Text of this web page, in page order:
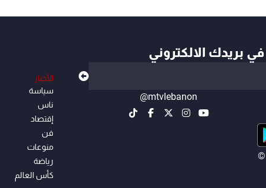
بريدك الالكتروني
@mtvlebanon
©
الأخبار
سياسة
ناس
إقتصاد
فن
منوعات
رياضة
كأس العالم